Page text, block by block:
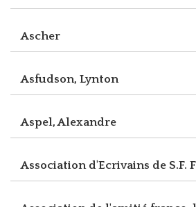
Ascher
Asfudson, Lynton
Aspel, Alexandre
Association d'Ecrivains de S.F.